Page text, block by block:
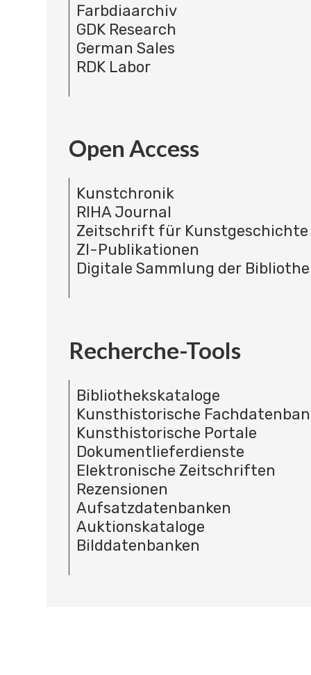
Farbdiaarchiv
GDK Research
German Sales
RDK Labor
Open Access
Kunstchronik
RIHA Journal
Zeitschrift für Kunstgeschichte
ZI-Publikationen
Digitale Sammlung der
Recherche-Tools
Bibliothekskataloge
Kunsthistorische
Kunsthistorische Portale
Dokumentlieferdienste
Elektronische Zeitschriften
Rezensionen
Aufsatzdatenbanken
Auktionskataloge
Bilddatenbanken